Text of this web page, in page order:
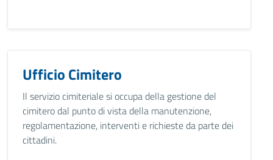
Ufficio Cimitero
Il servizio cimiteriale si occupa della gestione del
cimitero dal punto di vista della manutenzione,
regolamentazione, interventi e richieste da parte dei
cittadini.